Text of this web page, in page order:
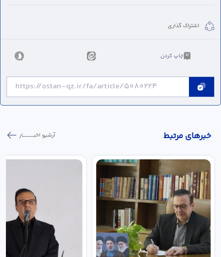
اشتراک گذاری
چاپ کردن
خبر‌های مرتبط آرشیو اخبـــــــــــار